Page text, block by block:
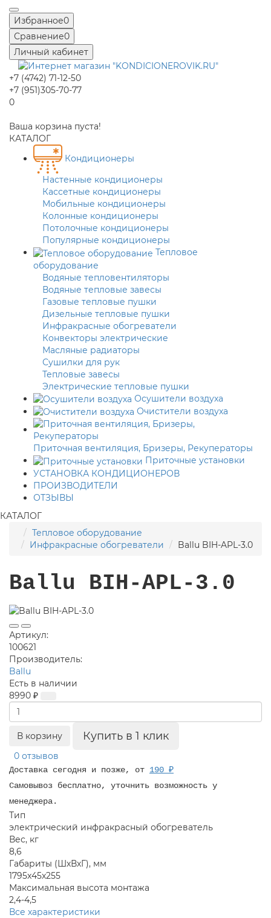
Избранное0
Сравнение0
Личный кабинет
+7 (4742) 71-12-50
+7 (951)305-70-77
0
Ваша корзина пуста!
КАТАЛОГ
Кондиционеры
Настенные кондиционеры
Кассетные кондиционеры
Мобильные кондиционеры
Колонные кондиционеры
Потолочные кондиционеры
Популярные кондиционеры
Тепловое
оборудование
Водяные тепловентиляторы
Водяные тепловые завесы
Газовые тепловые пушки
Дизельные тепловые пушки
Инфракрасные обогреватели
Конвекторы электрические
Масляные радиаторы
Сушилки для рук
Тепловые завесы
Электрические тепловые пушки
Осушители воздуха
Очистители воздуха
Приточная вентиляция, Бризеры, Рекуператоры
Приточные установки
УСТАНОВКА КОНДИЦИОНЕРОВ
ПРОИЗВОДИТЕЛИ
ОТЗЫВЫ
КАТАЛОГ
Тепловое оборудование
Инфракрасные обогреватели
Ballu BIH-APL-3.0
Ballu BIH-APL-3.0
Артикул:
100621
Производитель:
Ballu
Есть в наличии
8990 ₽
В корзину Купить в 1 клик
0 отзывов
Доставка сегодня и позже, от 190 ₽
Самовывоз бесплатно, уточнить возможность у
менеджера.
Тип
электрический инфракрасный обогреватель
Вес, кг
8,6
Габариты (ШхВхГ), мм
1795x45x255
Максимальная высота монтажа
2,4-4,5
Все характеристики